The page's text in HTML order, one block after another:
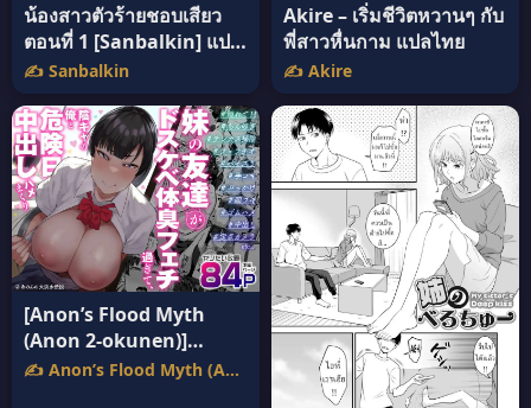
น้องสาวตัวร้ายชอบเสียว
ตอนที่ 1 [Sanbalkin] แปล
ไทย
✍️ Sanbalkin
Akire – เริ่มชีวิตหวานๆ กับ
พี่สาวหื่นกาม แปลไทย
✍️ Akire
[Anon’s Flood Myth
(Anon 2-okunen)]
Imouto no Tomodachi✍️ Anon’s Flood Myth (Anon 2-okunen)